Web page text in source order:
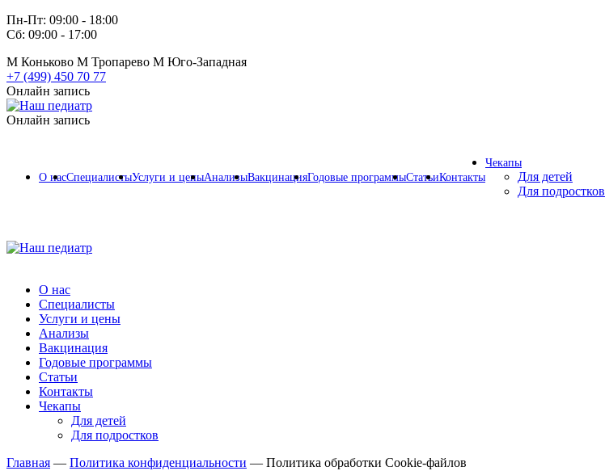
Пн-Пт: 09:00 - 18:00
Сб: 09:00 - 17:00
М Коньково М Тропарево М Юго-Западная
+7 (499) 450 70 77
Онлайн запись
Онлайн запись
О насСпециалистыУслуги и ценыАнализыВакцинацияГодовые программыСтатьиКонтакты
Чекапы
Для детей
Для подростков
О нас
Специалисты
Услуги и цены
Анализы
Вакцинация
Годовые программы
Статьи
Контакты
Чекапы
Для детей
Для подростков
Главная — Политика конфиденциальности — Политика обработки Cookie-файлов